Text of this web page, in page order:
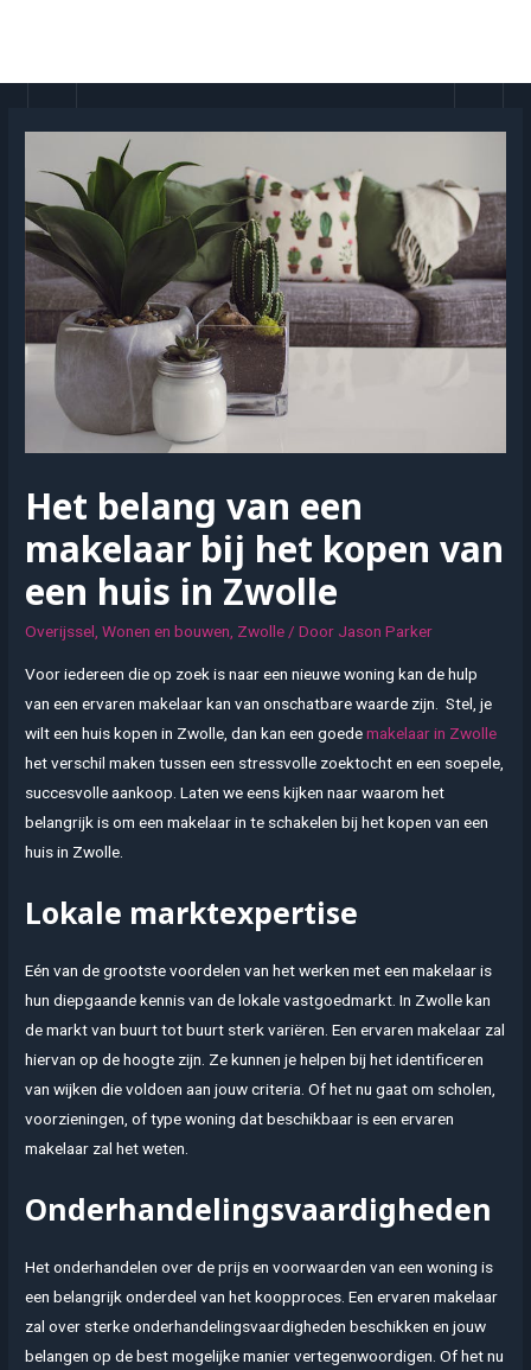
Het belang van een
makelaar bij het kopen van
een huis in Zwolle
Overijssel ,Wonen en bouwen Zwolle / Door Jason Parker
Voor iedereen die op zoek is naar een nieuwe woning kan de hulp
van een ervaren makelaar kan van onschatbare waarde zijn. Stel, je
wilt een huis kopen in Zwolle, dan kan een goedemakelaar in Zwolle
het verschil maken tussen een stressvolle zoektocht en een soepele,
succesvolle aankoop. Laten we eens kijken naar waarom het
belangrijk is om een makelaar in te schakelen bij het kopen van een
huis in Zwolle.
Lokale marktexpertise
Eén van de grootste voordelen van het werken met een makelaar is
hun diepgaande kennis van de lokale vastgoedmarkt. In Zwolle kan
de markt van buurt tot buurt sterk variëren. Een ervaren makelaar zal
hiervan op de hoogte zijn. Ze kunnen je helpen bij het identificeren
van wijken die voldoen aan jouw criteria. Of het nu gaat om scholen,
voorzieningen, of type woning dat beschikbaar is een ervaren
makelaar zal het weten.
Onderhandelingsvaardigheden
Het onderhandelen over de prijs en voorwaarden van een woning is
een belangrijk onderdeel van het koopproces. Een ervaren makelaar
zal over sterke onderhandelingsvaardigheden beschikken en jouw
belangen op de best mogelijke manier vertegenwoordigen. Of het nu